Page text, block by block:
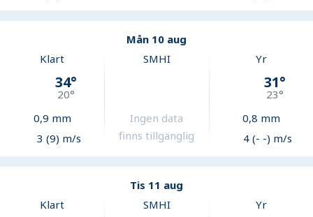
Mån 10 aug
Klart
34°
20°
0,9 mm
3 (9) m/s
SMHI
Ingen data
finns tillgänglig
Yr
31°
23°
0,8 mm
4 (- -) m/s
Tis 11 aug
Klart
SMHI Yr